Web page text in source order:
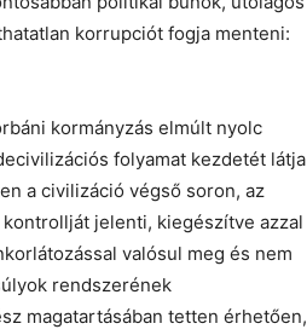
korrupciót fogja menteni:
kormányzás elmúlt nyolc
folyamat kezdetét látja
a civilizáció végső soron, az
jelenti, kiegészítve azzal
valósul meg és nem
rendszerének
magatartásában tetten érhetően,